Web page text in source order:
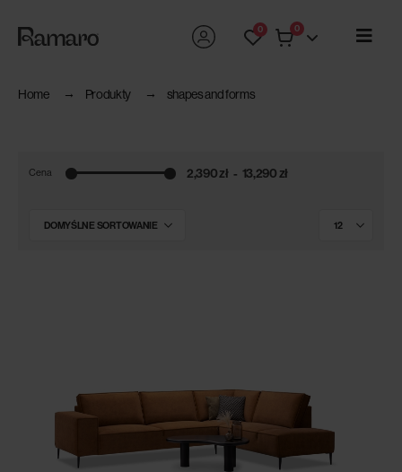
0 0
Home Produkty shapes and forms
Cena 2,390 zł 13,290 zł